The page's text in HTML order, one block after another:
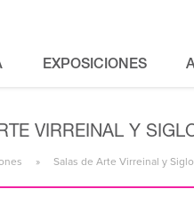
EXPOSICIONES
VIRREINAL Y
Salas de Arte Virreinal y